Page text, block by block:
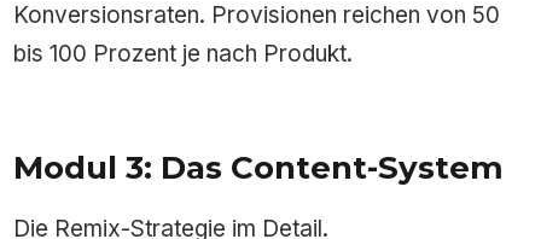
Konversionsraten. Provisionen reichen von 50
bis 100 Prozent je nach Produkt.
Modul 3: Das Content-System
Die Remix-Strategie im Detail.